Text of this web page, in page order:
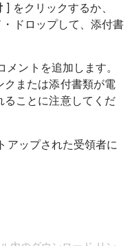
] をクリックするか、
ドロップして、添付書
メントを追加します。
クまたは添付書類が電
ることに注意してくだ
アップされた受領者に